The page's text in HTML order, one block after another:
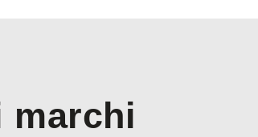
marchi